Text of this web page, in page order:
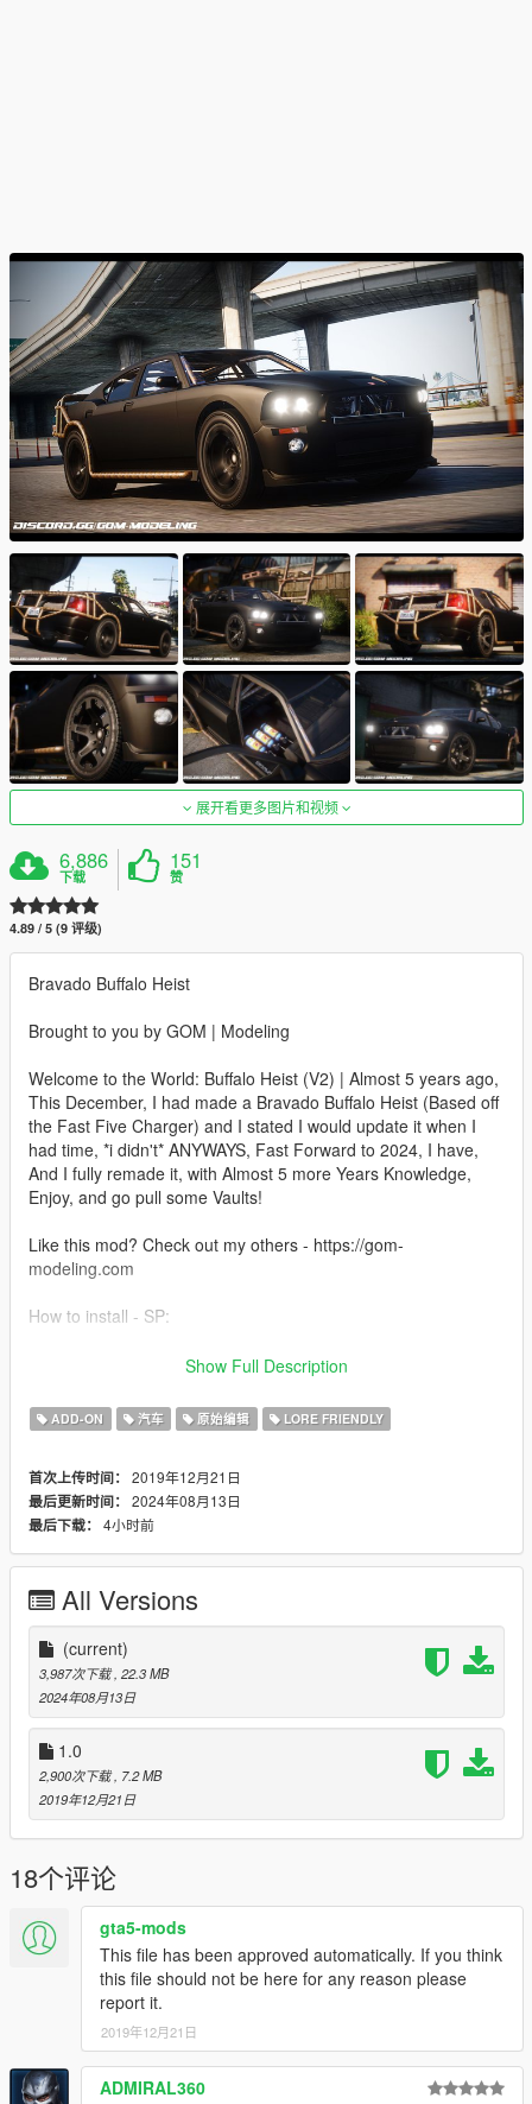
展开看更多图片和视频
6,886
下载
151
赞
4.89 / 5 (9 评级)
Bravado Buffalo Heist
Brought to you by GOM | Modeling
Welcome to the World: Buffalo Heist (V2) | Almost 5 years ago,
This December, I had made a Bravado Buffalo Heist (Based off
the Fast Five Charger) and I stated I would update it when I
had time, *i didn't* ANYWAYS, Fast Forward to 2024, I have,
And I fully remade it, with Almost 5 more Years Knowledge,
Enjoy, and go pull some Vaults!
Like this mod? Check out my others - https://gom-
modeling.com
How to install - SP:
Your game must be updated to AT LEAST The Chop Shop
1. Navigate to "SP" Folder
3. Add this line -> dlcpacks:/gom_gstbuf1/ to the dlclist.xml
(mods\update\update.rpf\common\data)
FiveM Install - In FiveM Folder of download
Spawn name: gstbuf1
Key Features:
Rear Full Exo Cage + Interior Rollcage
Addon Sound
Custom Rims
Custom Engine
Custom Headlights
Custom Hood
Credits:
GOM | Modeling - Editing, Converting, Description, FiveM
Addon
13Stewartc + MMTGarage - Opinions
YDROP (DOPE) - Twin Turbo Engine
Eddlm - Fast Five Inspired Handling
Legacy_DMC - Exclusive Addon Sound
Show Full Description
ADD-ON 汽车 原始编辑 LORE FRIENDLY
首次上传时间： 2019年12月21日
最后更新时间： 2024年08月13日
最后下载： 4小时前
All Versions
(current)
3,987次下载 , 22.3 MB
2024年08月13日
1.0
2,900次下载 , 7.2 MB
2019年12月21日
18个评论
gta5-mods
This file has been approved automatically. If you think
this file should not be here for any reason please
report it.
2019年12月21日
ADMIRAL360